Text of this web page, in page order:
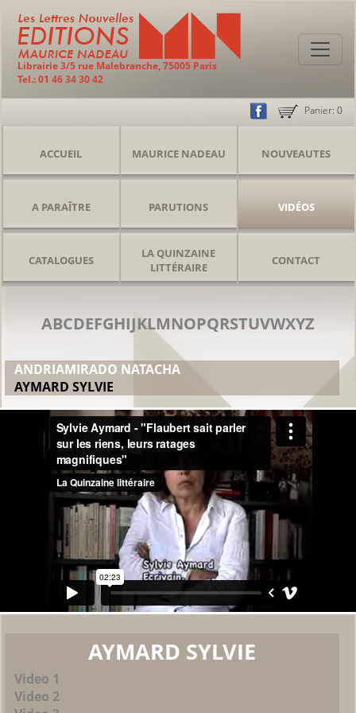
Librairie 3/5 rue Malebranche, 75005 Paris
Tel.: 01 46 34 30 42
Panier: 0
ACCUEIL MAURICE NADEAU NOUVEAUTES
A PARAÎTRE PARUTIONS VIDÉOS
CATALOGUES
LA QUINZAINE
LITTÉRAIRE
CONTACT
ABCDEFGHIJKLMNOPQRSTUVWXYZ
ANDRIAMIRADO NATACHA
AYMARD SYLVIE
AYMARD SYLVIE
Video 1
Video 2